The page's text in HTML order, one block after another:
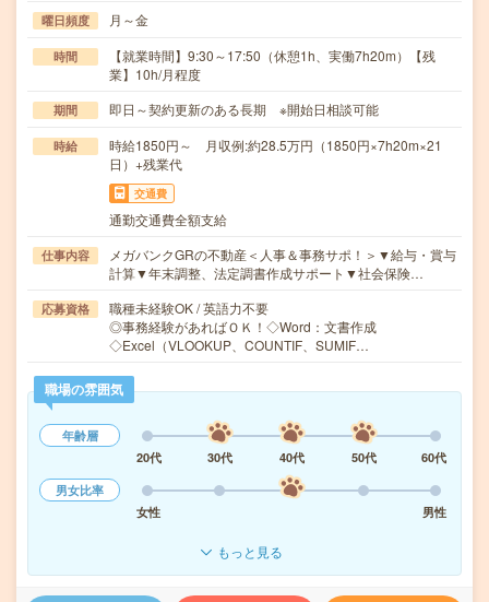
曜日頻度 月～金
時間
【就業時間】9:30～17:50（休憩1h、実働7h20m）【残
業】10h/月程度
期間 即日～契約更新のある長期 ※開始日相談可能
時給
時給1850円～ 月収例:約28.5万円（1850円×7h20m×21
日）+残業代
交通費
通勤交通費全額支給
仕事内容
メガバンクGRの不動産＜人事＆事務サポ！＞▼給与・賞与
計算▼年末調整、法定調書作成サポート▼社会保険…
応募資格
職種未経験OK / 英語力不要
◎事務経験があればＯＫ！◇Word：文書作成
◇Excel（VLOOKUP、COUNTIF、SUMIF…
職場の雰囲気
年齢層
20代
30代 40代 50代
60代
男女比率
女性
男性
もっと見る